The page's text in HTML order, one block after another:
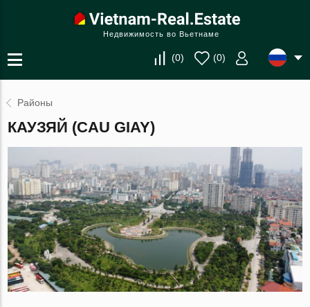
Недвижимость во Вьетнаме
(0) (0)
Районы
КАУЗЯЙ (CAU GIAY)